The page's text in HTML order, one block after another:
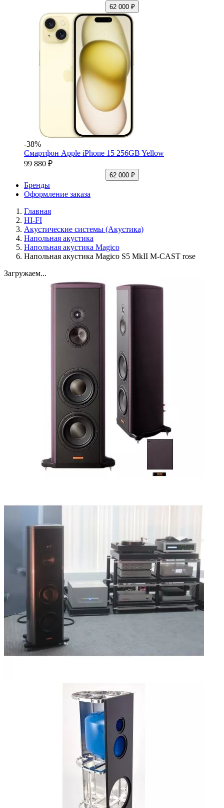
62 000 ₽
-38%
Смартфон Apple iPhone 15 256GB Yellow
99 880 ₽
62 000 ₽
Бренды
Оформление заказа
Главная
HI-FI
Акустические системы (Акустика)
Напольная акустика
Напольная акустика Magico
Напольная акустика Magico S5 MkII M-CAST rose
Загружаем...